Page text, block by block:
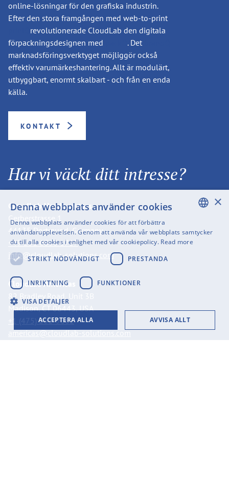
online-lösningar för den grafiska industrin.
Efter den stora framgången med web-to-print
revolutionerade CloudLab den digitala
förpackningsdesignen med
. Det
marknadsföringsverktyget möjliggör också
effektiv varumärkeshantering. Allt är modulärt,
utbyggbart, enormt skalbart - och från en enda
källa.
KONTAKT
Har vi väckt ditt intresse?
CloudLab Headquarters
Gerberstrasse 1
44135 Dortmund, Germany
+49 231 6000 1717
info@cloudlab-solutions.com
CloudLab Americas
82 Bradley Road, Unit 3B
Madison, CT 06443, USA
+1 (475) 261-9662
americas@cloudlab-solutions.com
ENGLISH
SWEDISH
SPANISH
×
Denna webbplats använder cookies
Denna webbplats använder cookies för att förbättra
användarupplevelsen. Genom att använda vår webbplats samtycker
du till alla cookies i enlighet med vår cookiepolicy. Read more
STRIKT NÖDVÄNDIGT
PRESTANDA
INRIKTNING FUNKTIONER
VISA DETALJER
ACCEPTERA ALLA AVVISA ALLT